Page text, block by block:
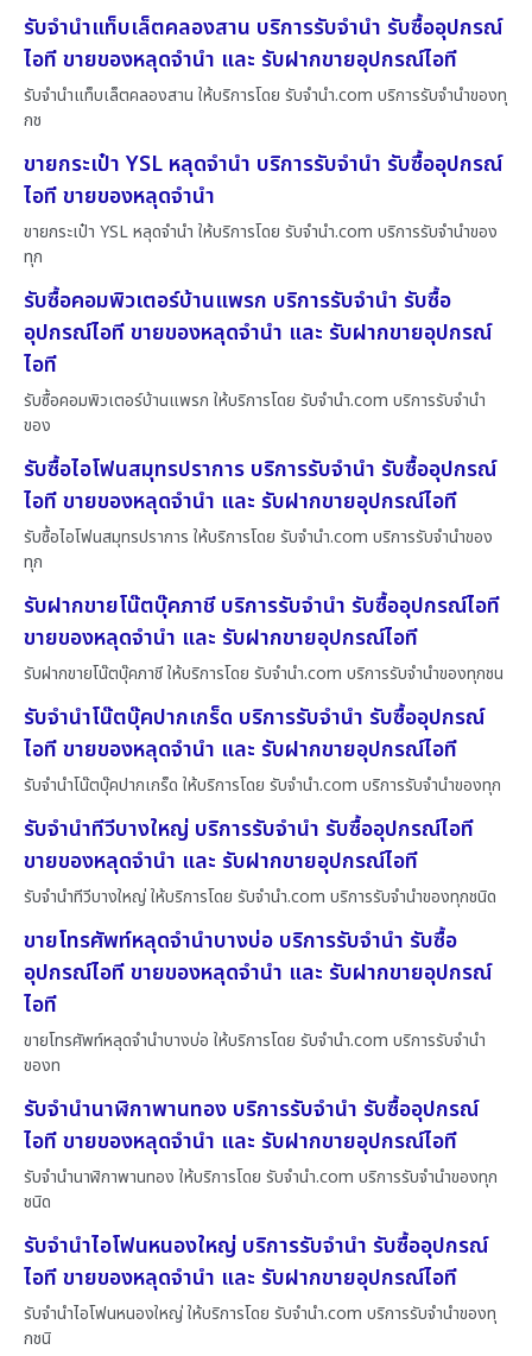
รับจำนำแท็บเล็ตคลองสาน บริการรับจำนำ รับซื้ออุปกรณ์
ไอที ขายของหลุดจำนำ และ รับฝากขายอุปกรณ์ไอที
รับจำนำแท็บเล็ตคลองสาน ให้บริการโดย รับจํานํา.com บริการรับจำนำของทุ
กช
ขายกระเป๋า YSL หลุดจำนำ บริการรับจำนำ รับซื้ออุปกรณ์
ไอที ขายของหลุดจำนำ
ขายกระเป๋า YSL หลุดจำนำ ให้บริการโดย รับจํานํา.com บริการรับจำนำของ
ทุก
รับซื้อคอมพิวเตอร์บ้านแพรก บริการรับจำนำ รับซื้อ
อุปกรณ์ไอที ขายของหลุดจำนำ และ รับฝากขายอุปกรณ์
ไอที
รับซื้อคอมพิวเตอร์บ้านแพรก ให้บริการโดย รับจํานํา.com บริการรับจำนำ
ของ
รับซื้อไอโฟนสมุทรปราการ บริการรับจำนำ รับซื้ออุปกรณ์
ไอที ขายของหลุดจำนำ และ รับฝากขายอุปกรณ์ไอที
รับซื้อไอโฟนสมุทรปราการ ให้บริการโดย รับจํานํา.com บริการรับจำนำของ
ทุก
รับฝากขายโน๊ตบุ๊คภาชี บริการรับจำนำ รับซื้ออุปกรณ์ไอที
ขายของหลุดจำนำ และ รับฝากขายอุปกรณ์ไอที
รับฝากขายโน๊ตบุ๊คภาชี ให้บริการโดย รับจํานํา.com บริการรับจำนำของทุกชน
รับจำนำโน๊ตบุ๊คปากเกร็ด บริการรับจำนำ รับซื้ออุปกรณ์
ไอที ขายของหลุดจำนำ และ รับฝากขายอุปกรณ์ไอที
รับจำนำโน๊ตบุ๊คปากเกร็ด ให้บริการโดย รับจํานํา.com บริการรับจำนำของทุก
รับจำนำทีวีบางใหญ่ บริการรับจำนำ รับซื้ออุปกรณ์ไอที
ขายของหลุดจำนำ และ รับฝากขายอุปกรณ์ไอที
รับจำนำทีวีบางใหญ่ ให้บริการโดย รับจํานํา.com บริการรับจำนำของทุกชนิด
ขายโทรศัพท์หลุดจำนำบางบ่อ บริการรับจำนำ รับซื้อ
อุปกรณ์ไอที ขายของหลุดจำนำ และ รับฝากขายอุปกรณ์
ไอที
ขายโทรศัพท์หลุดจำนำบางบ่อ ให้บริการโดย รับจํานํา.com บริการรับจำนำ
ของท
รับจำนำนาฬิกาพานทอง บริการรับจำนำ รับซื้ออุปกรณ์
ไอที ขายของหลุดจำนำ และ รับฝากขายอุปกรณ์ไอที
รับจำนำนาฬิกาพานทอง ให้บริการโดย รับจํานํา.com บริการรับจำนำของทุก
ชนิด
รับจำนำไอโฟนหนองใหญ่ บริการรับจำนำ รับซื้ออุปกรณ์
ไอที ขายของหลุดจำนำ และ รับฝากขายอุปกรณ์ไอที
รับจำนำไอโฟนหนองใหญ่ ให้บริการโดย รับจํานํา.com บริการรับจำนำของทุ
กชนิ